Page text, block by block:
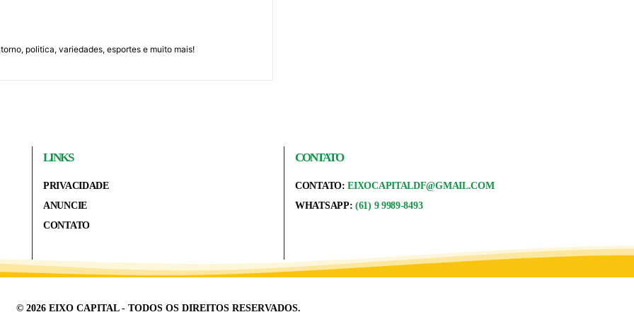
politica, variedades, esportes e muito mais!
LINKS
PRIVACIDADE
ANUNCIE
CONTATO
CONTATO
CONTATO:EIXOCAPITALDF@GMAIL.COM
WHATSAPP: (61) 9 9989-8493
© 2026 EIXO CAPITAL - TODOS OS DIREITOS RESERVADOS.